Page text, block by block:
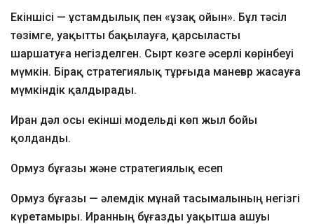
Екіншісі — ұстамдылық пен «ұзақ ойын». Бұл тәсіл
төзімге, уақытты бақылауға, қарсыласты
шаршатуға негізделген. Сырт көзге әсерлі көрінбеуі
мүмкін. Бірақ стратегиялық тұрғыда маневр жасауға
мүмкіндік қалдырады.
Иран дәл осы екінші модельді көп жыл бойы
қолданды.
Ормуз бұғазы және стратегиялық есеп
Ормуз бұғазы — әлемдік мұнай тасымалының негізгі
күретамыры. Иранның бұғазды уақытша ашуы